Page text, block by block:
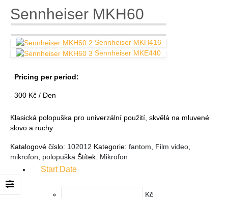
Sennheiser MKH60
Sennheiser MKH416
Sennheiser MKE440
Pricing per period:
300 Kč / Den
Klasická polopuška pro univerzální použití, skvělá na mluvené
slovo a ruchy
Katalogové číslo: 102012 Kategorie: fantom Film video
mikrofon
polopuška Štítek: Mikrofon
Start Date
Kč